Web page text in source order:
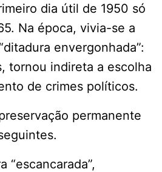
dia útil de 1950 só
Na época, vivia-se a
envergonhada”:
tornou indireta a escolha
de crimes políticos.
permanente